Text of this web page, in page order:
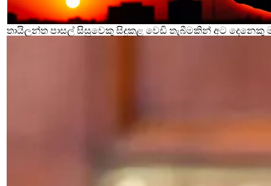
තායිලන්ත පාසල් සිසුවෙකු සිදුකළ වෙඩි තැබීමකින් අට දෙනෙකු